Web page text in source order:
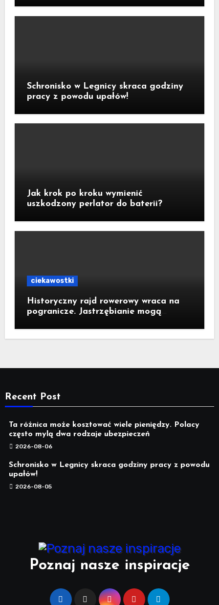
Schronisko w Legnicy skraca godziny
pracy z powodu upałów!
Jak krok po kroku wymienić
uszkodzony perlator do baterii?
ciekawostki
Historyczny rajd rowerowy wraca na
pogranicze. Jastrzębianie mogą
Recent Post
Ta różnica może kosztować wiele pieniędzy. Polacy
często mylą dwa rodzaje ubezpieczeń
2026-08-06
Schronisko w Legnicy skraca godziny pracy z powodu
upałów!
2026-08-05
Poznaj nasze inspiracje